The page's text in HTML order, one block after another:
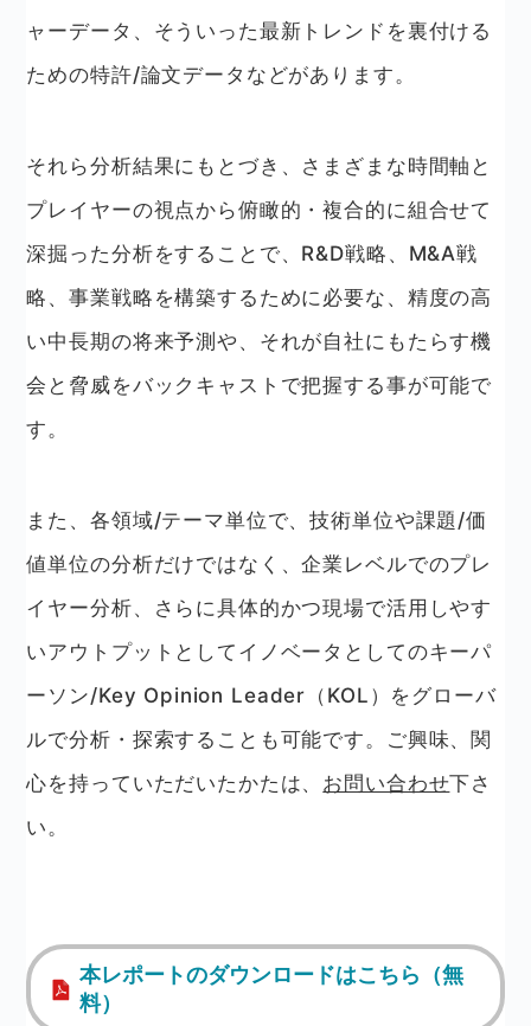
ャーデータ、そういった最新トレンドを裏付ける
ための特許/論文データなどがあります。
それら分析結果にもとづき、さまざまな時間軸と
プレイヤーの視点から俯瞰的・複合的に組合せて
深掘った分析をすることで、R&D戦略、M&A戦
略、事業戦略を構築するために必要な、精度の高
い中長期の将来予測や、それが自社にもたらす機
会と脅威をバックキャストで把握する事が可能で
す。
また、各領域/テーマ単位で、技術単位や課題/価
値単位の分析だけではなく、企業レベルでのプレ
イヤー分析、さらに具体的かつ現場で活用しやす
いアウトプットとしてイノベータとしてのキーパ
ーソン/Key Opinion Leader（KOL）をグローバ
ルで分析・探索することも可能です。ご興味、関
心を持っていただいたかたは、 お問い合わせ下さ
い。
本レポートのダウンロードはこちら（無
料）